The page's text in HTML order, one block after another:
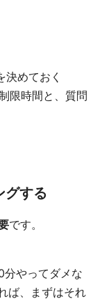
めておく
限時間と、質問
する
です。
分やってダメな
ば、まずはそれ